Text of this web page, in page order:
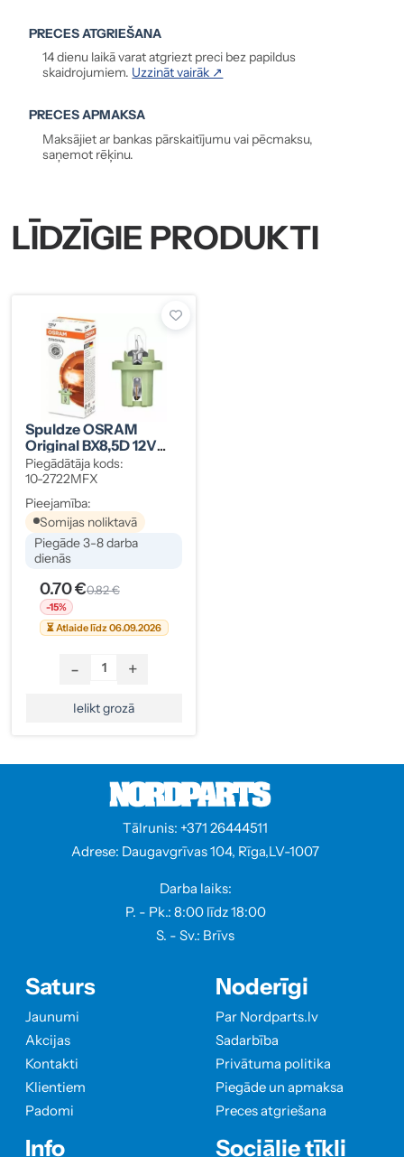
PRECES ATGRIEŠANA
14 dienu laikā varat atgriezt preci bez papildus
skaidrojumiem. Uzzināt vairāk ↗
PRECES APMAKSA
Maksājiet ar bankas pārskaitījumu vai pēcmaksu,
saņemot rēķinu.
LĪDZĪGIE PRODUKTI
Spuldze OSRAM
Original BX8,5D 12V
2W Gaiši Zaļa
Piegādātāja kods:
10-2722MFX
Pieejamība:
Somijas noliktavā
Piegāde 3-8 darba
dienās
0.70 €0.82 €
-15%
⏳ Atlaide līdz 06.09.2026
- +
Ielikt grozā
Tālrunis: +371 26444511
Adrese: Daugavgrīvas 104, Rīga,LV-1007
Darba laiks:
P. - Pk.: 8:00 līdz 18:00
S. - Sv.: Brīvs
Saturs
Jaunumi
Akcijas
Kontakti
Klientiem
Padomi
Info
Noderīgi
Par Nordparts.lv
Sadarbība
Privātuma politika
Piegāde un apmaksa
Preces atgriešana
Sociālie tīkli